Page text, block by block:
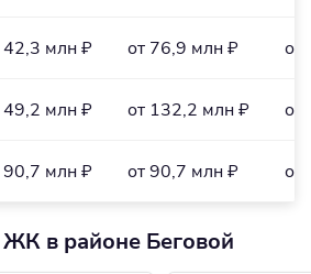
42,3 млн ₽ от 76,9 млн ₽ от
49,2 млн ₽ от 132,2 млн ₽ от
90,7 млн ₽ от 90,7 млн ₽ от
в районе Беговой